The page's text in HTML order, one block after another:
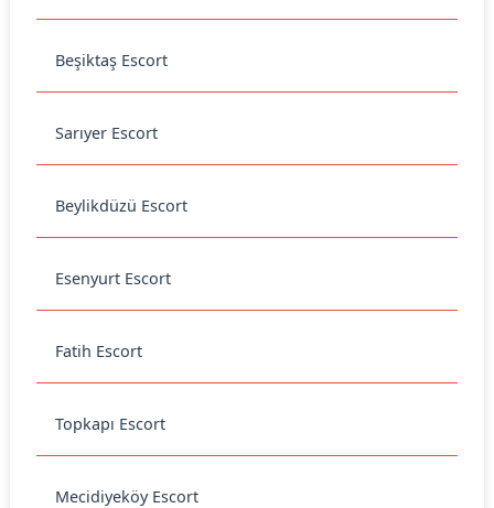
Beşiktaş Escort
Sarıyer Escort
Beylikdüzü Escort
Esenyurt Escort
Fatih Escort
Topkapı Escort
Mecidiyeköy Escort